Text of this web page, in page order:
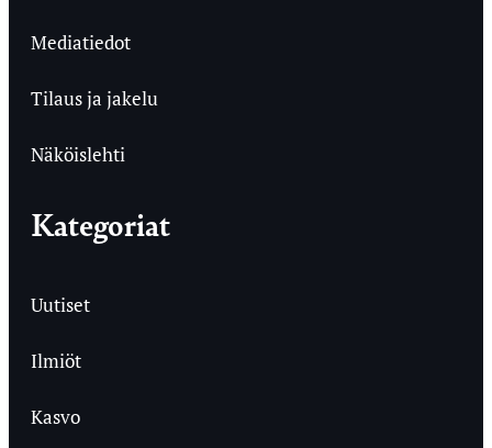
Mediatiedot
Tilaus ja jakelu
Näköislehti
Kategoriat
Uutiset
Ilmiöt
Kasvo